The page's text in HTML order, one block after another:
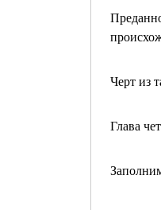
Черт из
Глава